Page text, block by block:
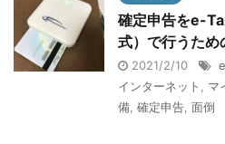
確定申告をe-
式）で行うため
2021/2/10
インターネット
マ
備 確定申告 面倒